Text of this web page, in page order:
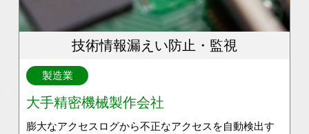
技術情報漏えい防止・監視
製造業
大手精密機械製作会社
膨大なアクセスログから不正なアクセスを自動検出す